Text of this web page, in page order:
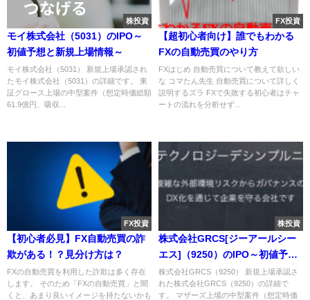
株投資
モイ株式会社（5031）のIPO～
初値予想と新規上場情報～
モイ株式会社（5031） 新規上場承認され
たモイ株式会社（5031）の詳細です。 東
証グロース上場の中型案件（想定時価総額
61.9億円、吸収...
FX投資
【超初心者向け】誰でもわかる
FXの自動売買のやり方
FXはじめ 自動売買について教えて欲しい
な コマたん先生 自動売買について詳しく
説明するズラ FXで失敗する初心者はチャ
ートの流れを分析せず...
FX投資
【初心者必見】FX自動売買の詐
欺がある！？見分け方は？
FXの自動売買を利用した詐欺は多く存在
します。 そのため「FXの自動売買」と聞
くと、あまり良いイメージを持たないかも
株投資
株式会社GRCS[ジーアールシー
エス]（9250）のIPO～初値予想
と新規上場情報～
株式会社GRCS（9250） 新規上場承認さ
れた株式会社GRCS（9250）の詳細で
す。 マザーズ上場の中型案件（想定時価